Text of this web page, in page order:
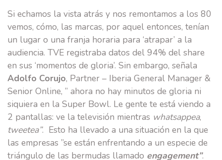
Si echamos la vista atrás y nos remontamos a los 80
vemos, cómo, las marcas, por aquel entonces, tenían
un lugar o una franja horaria para ‘atrapar’ a la
audiencia. TVE registraba datos del 94% del share
en sus ‘momentos de gloria’. Sin embargo, señala
Adolfo Corujo, Partner – Iberia General Manager &
Senior Online, ” ahora no hay minutos de gloria ni
siquiera en la Super Bowl. Le gente te está viendo a
2 pantallas: ve la televisión mientras whatsappea,
tweetea”. Esto ha llevado a una situación en la que
las empresas ”se están enfrentando a un especie de
triángulo de las bermudas llamado engagement”.